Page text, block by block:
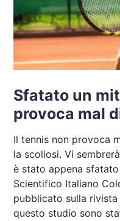
Sfatato un
provoca mal
Il tennis non provoca
la scoliosi. Vi
è stato appena
Scientifico Italiano
pubblicato sulla rivista
questo studio sono